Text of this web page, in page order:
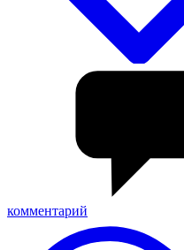
комментарий